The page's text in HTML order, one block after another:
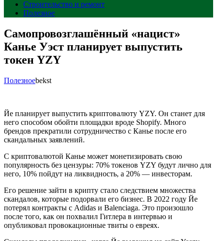
Строительство и ремонт
Полезное
Самопровозглашённый «нацист»
Канье Уэст планирует выпустить
токен YZY
Полезноеbekst
Йе планирует выпустить криптовалюту YZY. Он станет для
него способом обойти площадки вроде Shopify. Много
брендов прекратили сотрудничество с Канье после его
скандальных заявлений.
С криптовалютой Канье может монетизировать свою
популярность без цензуры: 70% токенов YZY будут лично для
него, 10% пойдут на ликвидность, а 20% — инвесторам.
Его решение зайти в крипту стало следствием множества
скандалов, которые подорвали его бизнес. В 2022 году Йе
потерял контракты с Adidas и Balenciaga. Это произошло
после того, как он похвалил Гитлера в интервью и
опубликовал провокационные твиты о евреях.